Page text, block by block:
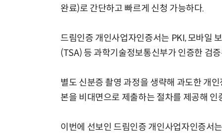
완료)로 간단하고 빠르게 신청 가능하다.
드림인증 개인사업자인증서는 PKI, 모바일
(TSA) 등 과학기술정보통신부가 인증한 검
별도 신분증 촬영 과정을 생략해 과도한 개
본을 비대면으로 제출하는 절차를 제공해
이번에 선보인 드림인증 개인사업자인증서